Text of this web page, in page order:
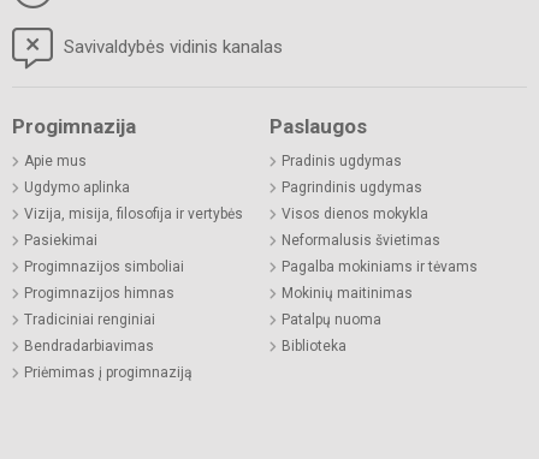
Savivaldybės vidinis kanalas
Progimnazija
Apie mus
Ugdymo aplinka
Vizija, misija, filosofija ir vertybės
Pasiekimai
Progimnazijos simboliai
Progimnazijos himnas
Tradiciniai renginiai
Bendradarbiavimas
Priėmimas į progimnaziją
Paslaugos
Pradinis ugdymas
Pagrindinis ugdymas
Visos dienos mokykla
Neformalusis švietimas
Pagalba mokiniams ir tėvams
Mokinių maitinimas
Patalpų nuoma
Biblioteka